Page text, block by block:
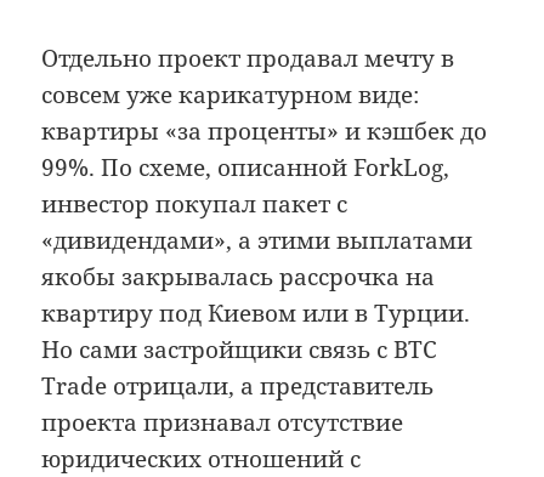
Отдельно проект продавал мечту в
совсем уже карикатурном виде:
квартиры «за проценты» и кэшбек до
99%. По схеме, описанной ForkLog,
инвестор покупал пакет с
«дивидендами», а этими выплатами
якобы закрывалась рассрочка на
квартиру под Киевом или в Турции.
Но сами застройщики связь с BTC
Trade отрицали, а представитель
проекта признавал отсутствие
юридических отношений с